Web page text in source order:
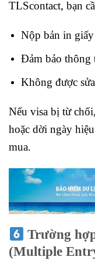
TLScontact, bạn
Nộp bản in
Đảm bảo thông
Không được
Nếu visa bị từ
hoặc dời ngày
mua.
Trường
(Multiple